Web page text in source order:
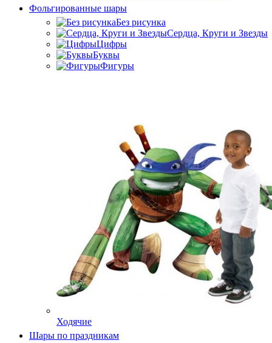
Фольгированные шары
Без рисунка
Сердца, Круги и Звезды
Цифры
Буквы
Фигуры
Ходячие
Шары по праздникам